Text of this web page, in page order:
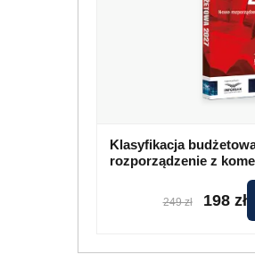
Klasyfikacja
rozporządzenie z
249 zł 198 zł